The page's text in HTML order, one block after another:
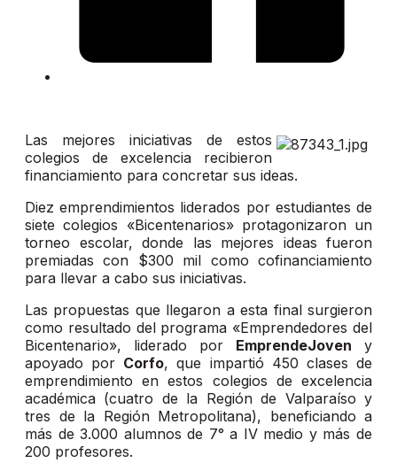
Las mejores iniciativas de estos
colegios de excelencia recibieron
financiamiento para concretar sus ideas.
Diez emprendimientos liderados por estudiantes de
siete colegios «Bicentenarios» protagonizaron un
torneo escolar, donde las mejores ideas fueron
premiadas con $300 mil como cofinanciamiento
para llevar a cabo sus iniciativas.
Las propuestas que llegaron a esta final surgieron
como resultado del programa «Emprendedores del
Bicentenario», liderado por EmprendeJoven y
apoyado por Corfo, que impartió 450 clases de
emprendimiento en estos colegios de excelencia
académica (cuatro de la Región de Valparaíso y
tres de la Región Metropolitana), beneficiando a
más de 3.000 alumnos de 7° a IV medio y más de
200 profesores.